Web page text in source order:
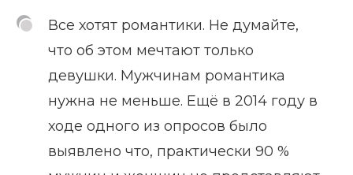
Все хотят романтики. Не думайте,
что об этом мечтают только
девушки. Мужчинам романтика
нужна не меньше. Ещё в 2014 году в
ходе одного из опросов было
выявлено что, практически 90 %